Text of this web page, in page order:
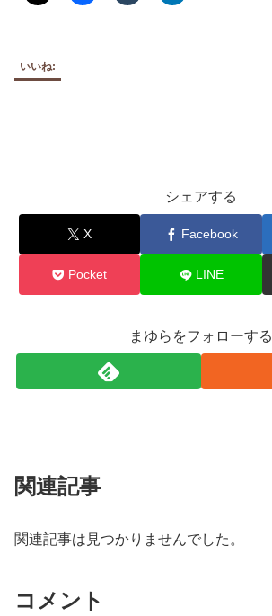
いいね:
シェアする
X Facebook
Pocket LINE
まゆらをフォローする
関連記事
関連記事は見つかりませんでした。
コメント